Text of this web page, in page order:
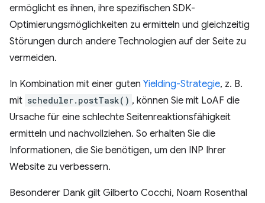
ermöglicht es ihnen, ihre spezifischen SDK-
Optimierungsmöglichkeiten zu ermitteln und gleichzeitig
Störungen durch andere Technologien auf der Seite zu
vermeiden.
In Kombination mit einer guten Yielding-Strategie, z. B.
mit scheduler.postTask() , können Sie mit LoAF die
Ursache für eine schlechte Seitenreaktionsfähigkeit
ermitteln und nachvollziehen. So erhalten Sie die
Informationen, die Sie benötigen, um den INP Ihrer
Website zu verbessern.
Besonderer Dank gilt Gilberto Cocchi, Noam Rosenthal